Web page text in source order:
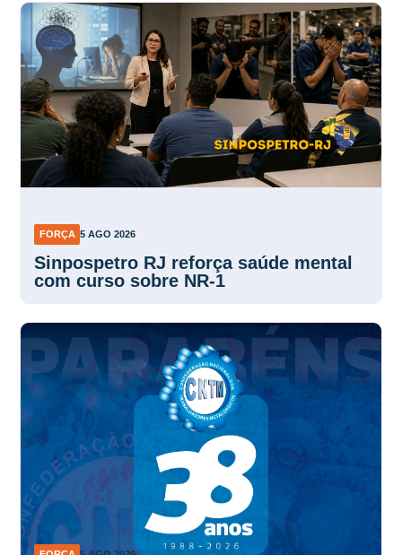
FORÇA 5 AGO 2026
Sinpospetro RJ reforça saúde mental
com curso sobre NR-1